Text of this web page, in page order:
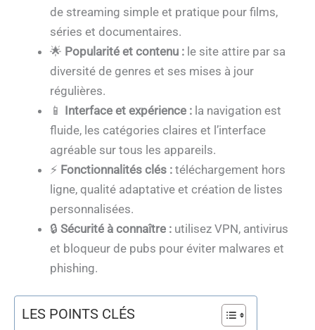
de streaming simple et pratique pour films,
séries et documentaires.
🌟 Popularité et contenu : le site attire par sa
diversité de genres et ses mises à jour
régulières.
📱 Interface et expérience : la navigation est
fluide, les catégories claires et l’interface
agréable sur tous les appareils.
⚡ Fonctionnalités clés : téléchargement hors
ligne, qualité adaptative et création de listes
personnalisées.
🔒 Sécurité à connaître : utilisez VPN, antivirus
et bloqueur de pubs pour éviter malwares et
phishing.
LES POINTS CLÉS